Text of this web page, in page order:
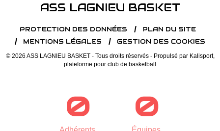
ASS LAGNIEU BASKET
PROTECTION DES DONNÉES
PLAN DU SITE
MENTIONS LÉGALES
GESTION DES COOKIES
© 2026 ASS LAGNIEU BASKET - Tous droits réservés - Propulsé par Kalisport,
plateforme pour club de basketball
0 0